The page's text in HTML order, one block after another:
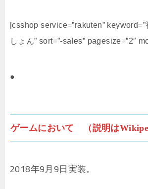
[csshop service=”rakuten”
しょん” sort=”-sales” pagesize=”2″
●
ゲームにおいて （説明は
2018年9月9日実装。